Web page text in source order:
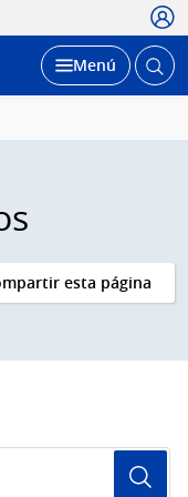
Desplegar
Menú Abrir
esta página